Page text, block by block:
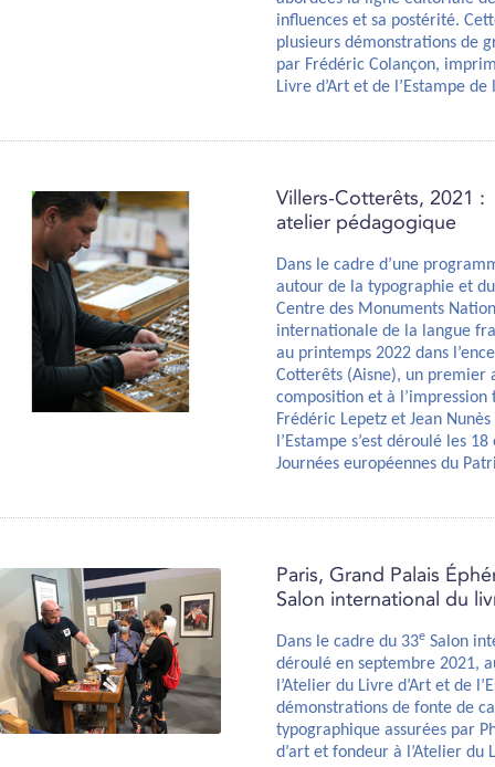
influences et sa postérité.
plusieurs démonstrations de
par Frédéric Colançon,
Livre d’Art et de l’Estampe
Villers-Cotterêts, 2021 :
atelier pédagogique
Dans le cadre d’une
autour de la typographie et
Centre des Monuments
internationale de la langue
au printemps 2022 dans
Cotterêts (Aisne), un premier
composition et à
Frédéric Lepetz et Jean
l’Estampe s’est déroulé les
Journées européennes du
Paris, Grand Palais
Salon international du
Dans le cadre du 33e Salon
déroulé en septembre 2021,
l’Atelier du Livre d’Art et de
démonstrations de fonte de
typographique assurées par
d’art et fondeur à l’Atelier du